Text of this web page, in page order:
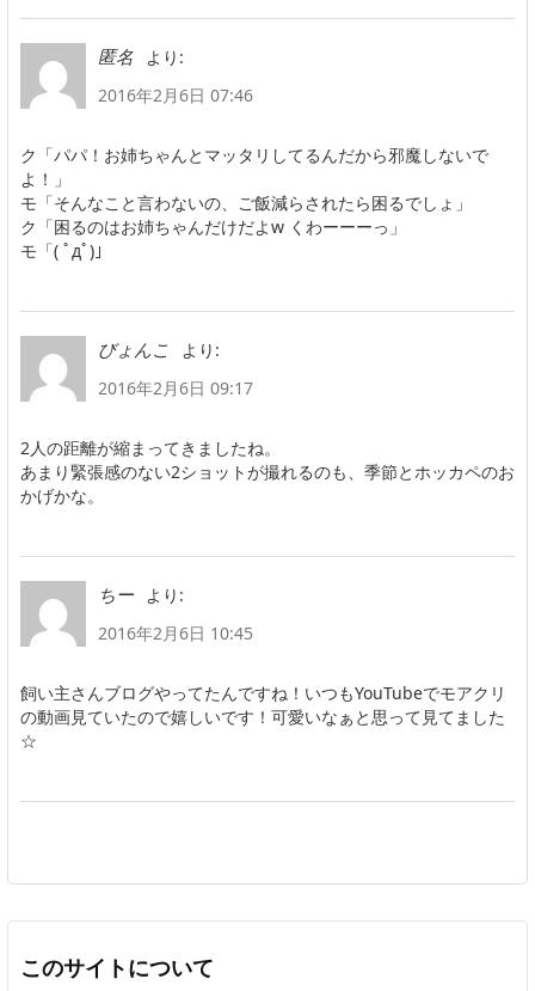
匿名
より:
2016年2月6日 07:46
ク「パパ！お姉ちゃんとマッタリしてるんだから邪魔しないで
よ！」
モ「そんなこと言わないの、ご飯減らされたら困るでしょ」
ク「困るのはお姉ちゃんだけだよw くわーーーっ」
モ「( ﾟдﾟ)」
びょんこ
より:
2016年2月6日 09:17
2人の距離が縮まってきましたね。
あまり緊張感のない2ショットが撮れるのも、季節とホッカペのお
かげかな。
ちー
より:
2016年2月6日 10:45
飼い主さんブログやってたんですね！いつもYouTubeでモアクリ
の動画見ていたので嬉しいです！可愛いなぁと思って見てました
☆
このサイトについて